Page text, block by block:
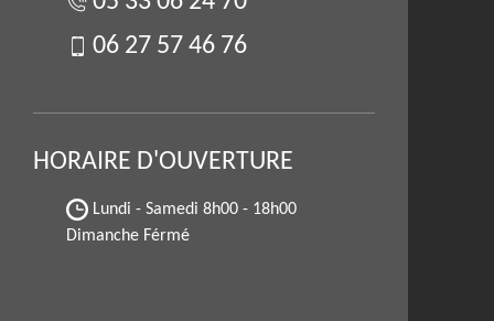
06 27 57 46 76
HORAIRE D'OUVERTURE
Lundi - Samedi 8h00 - 18h00
Dimanche Férmé